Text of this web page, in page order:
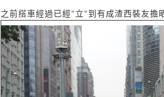
之前搭車經過已經"立"到有成渣西裝友擔